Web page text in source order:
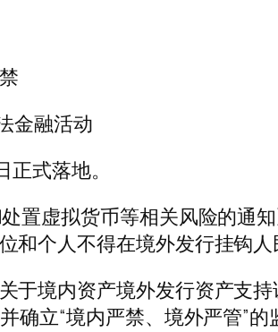
金融活动
式落地。
虚拟货币等相关风险的通
和个人不得在境外发行挂钩
境内资产境外发行资产支持
确立“境内严禁、境外严管”的